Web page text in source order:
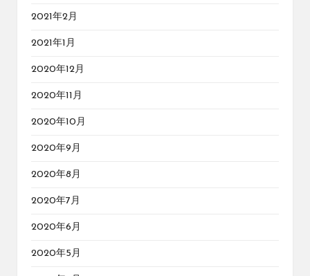
2021年2月
2021年1月
2020年12月
2020年11月
2020年10月
2020年9月
2020年8月
2020年7月
2020年6月
2020年5月